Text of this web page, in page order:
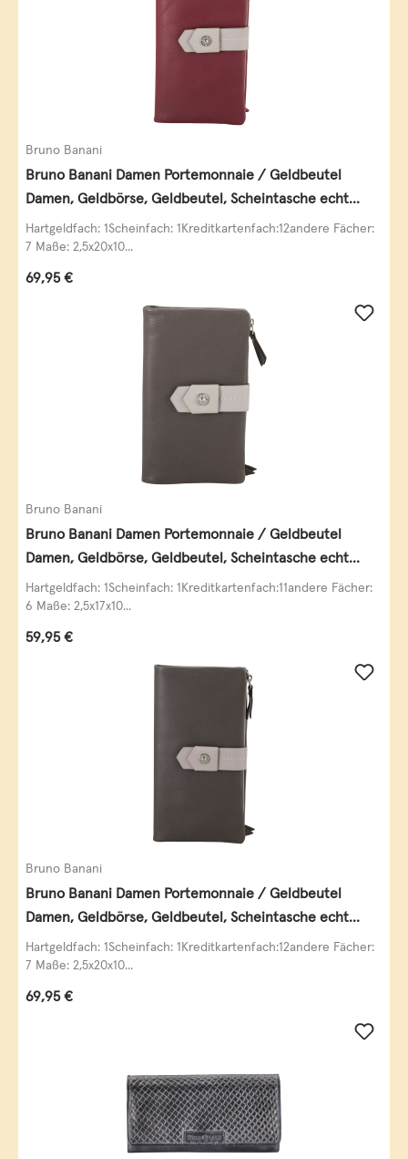
Bruno Banani
Bruno Banani Damen Portemonnaie / Geldbeutel
Damen, Geldbörse, Geldbeutel, Scheintasche echt
Leder
Hartgeldfach: 1Scheinfach: 1Kreditkartenfach:12andere Fächer:
7 Maße: 2,5x20x10...
Regulärer Preis:
69,95 €
Bruno Banani
Bruno Banani Damen Portemonnaie / Geldbeutel
Damen, Geldbörse, Geldbeutel, Scheintasche echt
Leder
Hartgeldfach: 1Scheinfach: 1Kreditkartenfach:11andere Fächer:
6 Maße: 2,5x17x10...
Regulärer Preis:
59,95 €
Bruno Banani
Bruno Banani Damen Portemonnaie / Geldbeutel
Damen, Geldbörse, Geldbeutel, Scheintasche echt
Leder
Hartgeldfach: 1Scheinfach: 1Kreditkartenfach:12andere Fächer:
7 Maße: 2,5x20x10...
Regulärer Preis:
69,95 €